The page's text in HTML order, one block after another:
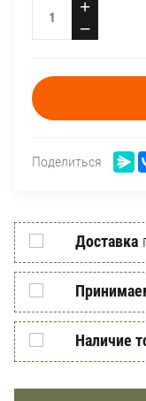
+
−
Поделиться
Доставка
Наличие